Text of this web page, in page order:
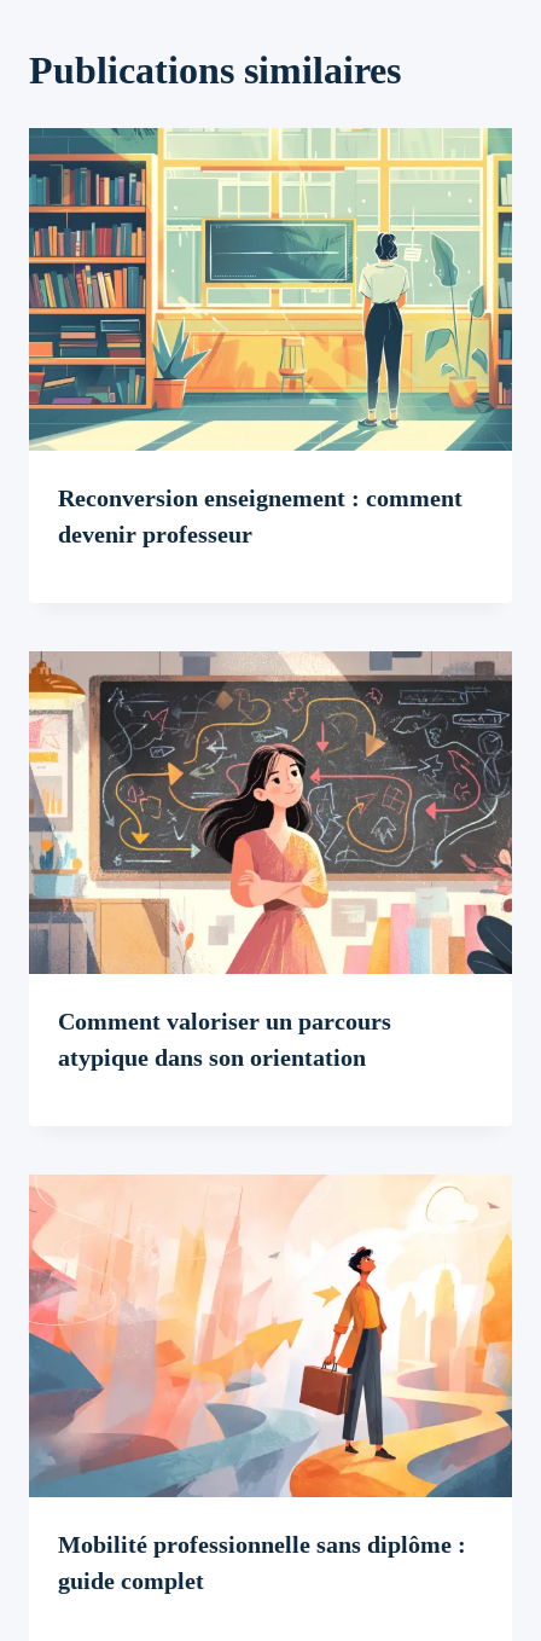
Publications similaires
Reconversion enseignement : comment
devenir professeur
Comment valoriser un parcours
atypique dans son orientation
Mobilité professionnelle sans diplôme :
guide complet